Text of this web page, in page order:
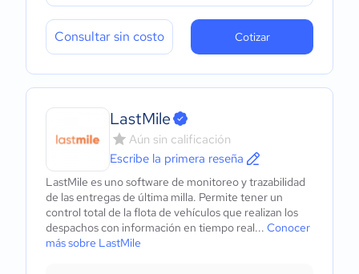
Consultar sin costo Cotizar
LastMile
Aún sin calificación
Escribe la primera reseña
LastMile es uno software de monitoreo y trazabilidad
de las entregas de última milla. Permite tener un
control total de la flota de vehículos que realizan los
despachos con información en tiempo real... Conocer
más sobre LastMile